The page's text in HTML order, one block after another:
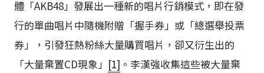
體「AKB48」發展出一種新的唱片行銷模式，即在發
行的單曲唱片中隨機附贈「握手券」或「總選舉投票
券」，引發狂熱粉絲大量購買唱片，卻又衍生出的
「大量棄置CD現象」 [1] 。李漢強收集這些被大量棄